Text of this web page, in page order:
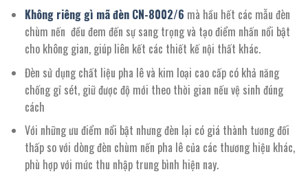
Không riêng gì mã đèn CN-8002/6 mà hầu hết các mẫu đèn
chùm nến đều đem đến sự sang trọng và tạo điểm nhấn nổi bật
cho không gian, giúp liên kết các thiết kế nội thất khác.
Đèn sử dụng chất liệu pha lê và kim loại cao cấp có khả năng
chống gỉ sét, giữ được độ mới theo thời gian nếu vệ sinh đúng
cách
Với những ưu điểm nổi bật nhưng đèn lại có giá thành tương đối
thấp so với dòng đèn chùm nến pha lê của các thương hiệu khác,
phù hợp với mức thu nhập trung bình hiện nay.